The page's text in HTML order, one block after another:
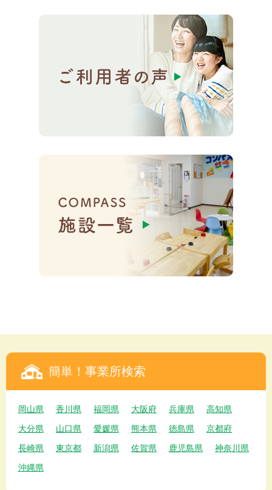
簡単！事業所検索
岡山県 香川県 福岡県 大阪府 兵庫県
高知県
大分県
山口県 愛媛県 熊本県 徳島県
京都府
長崎県
東京都 新潟県 佐賀県 鹿児島県
神奈川県
沖縄県